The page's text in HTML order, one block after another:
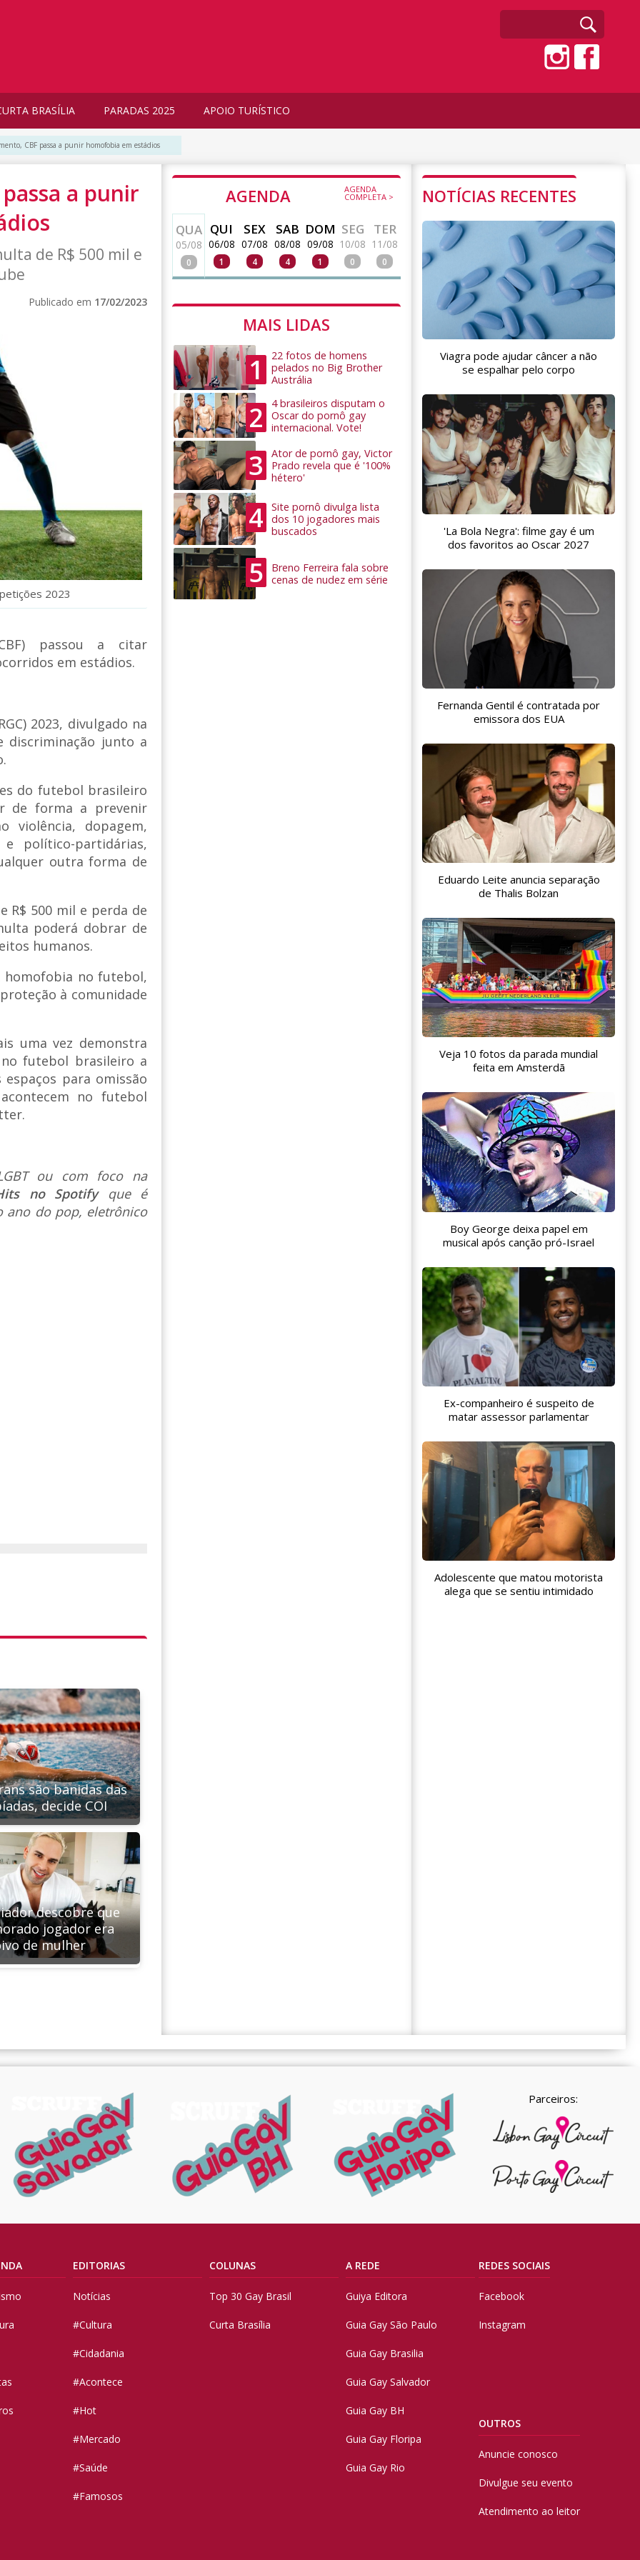
BRASÍLIA PARADAS 2025 APOIO TURÍSTICO
CBF passa a punir homofobia em estádios
a punir
de R$ 500 mil e
Publicado em 17/02/2023
2023
passou a citar
em estádios.
2023, divulgado na
discriminação junto a
do futebol brasileiro
de forma a prevenir
violência, dopagem,
e político-partidárias,
outra forma de
R$ 500 mil e perda de
poderá dobrar de
humanos.
homofobia no futebol,
à comunidade
uma vez demonstra
futebol brasileiro a
para omissão
no futebol
ou com foco na
no Spotify que é
ano do pop, eletrônico
são banidas das
decide COI
descobre que
jogador era
de mulher
AGENDA AGENDA
COMPLETA >
QUA
05/08
0
QUI
06/08
1
SEX
07/08
4
SAB
08/08
4
DOM
09/08
1
SEG
10/08
0
TER
11/08
0
MAIS LIDAS
1
22 fotos de homens
pelados no Big Brother
Austrália
2
4 brasileiros disputam o
Oscar do pornô gay
internacional. Vote!
3
Ator de pornô gay, Victor
Prado revela que é '100%
hétero'
4
Site pornô divulga lista
dos 10 jogadores mais
buscados
5
Breno Ferreira fala sobre
cenas de nudez em série
NOTÍCIAS RECENTES
Viagra pode ajudar câncer a não
se espalhar pelo corpo
'La Bola Negra': filme gay é um
dos favoritos ao Oscar 2027
Fernanda Gentil é contratada por
emissora dos EUA
Eduardo Leite anuncia separação
de Thalis Bolzan
Veja 10 fotos da parada mundial
feita em Amsterdã
Boy George deixa papel em
musical após canção pró-Israel
Ex-companheiro é suspeito de
matar assessor parlamentar
Adolescente que matou motorista
alega que se sentiu intimidado
Parceiros:
EDITORIAS
Notícias
#Cultura
#Cidadania
#Acontece
#Hot
#Mercado
#Saúde
#Famosos
COLUNAS
Top 30 Gay Brasil
Curta Brasília
A REDE
Guiya Editora
Guia Gay São Paulo
Guia Gay Brasilia
Guia Gay Salvador
Guia Gay BH
Guia Gay Floripa
Guia Gay Rio
REDES SOCIAIS
Facebook
Instagram
OUTROS
Anuncie conosco
Divulgue seu evento
Atendimento ao leitor